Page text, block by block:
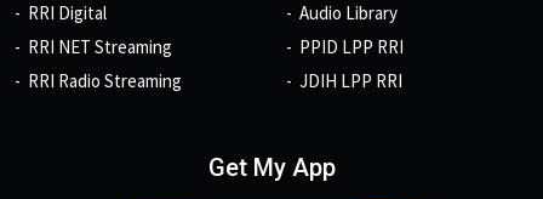
RRI Digital
RRI NET Streaming
RRI Radio Streaming
Audio Library
PPID LPP RRI
JDIH LPP RRI
Get My App